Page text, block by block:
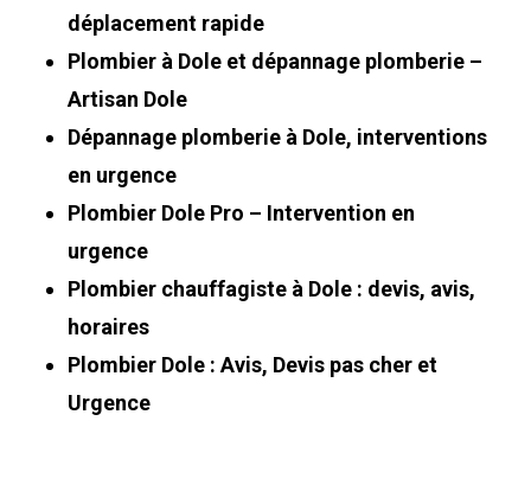
déplacement rapide
Plombier à Dole et dépannage plomberie –
Artisan Dole
Dépannage plomberie à Dole, interventions
en urgence
Plombier Dole Pro – Intervention en
urgence
Plombier chauffagiste à Dole : devis, avis,
horaires
Plombier Dole : Avis, Devis pas cher et
Urgence